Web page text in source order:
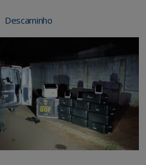
Descaminho